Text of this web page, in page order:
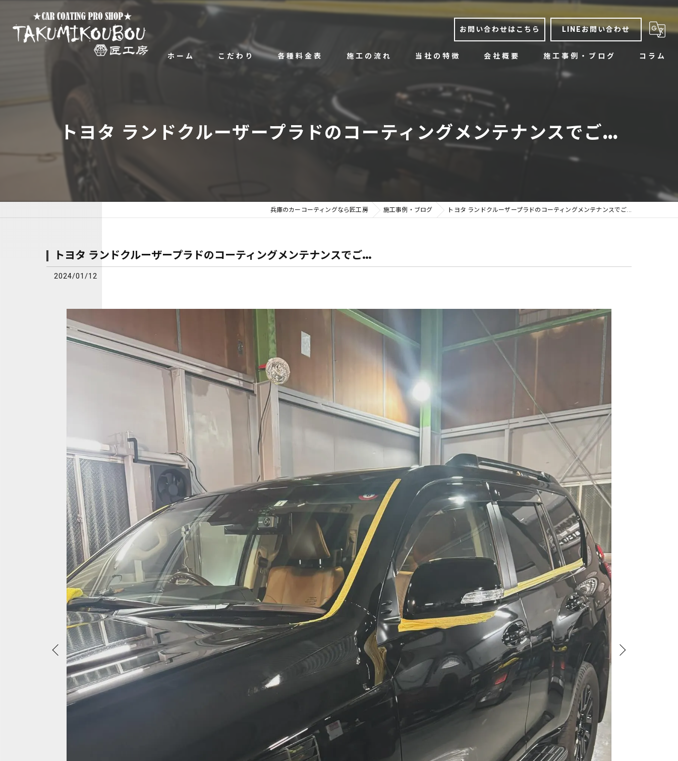
お問い合わせはこちら LINEお問い合わせ
ホーム こだわり 各種料金表
ルームクリーニング料金
施工の流れ 当社の特徴
ボディコーティング
ボディ磨き（ボディ研磨）
ルームクリーニング
会社概要 施工事例・ブログ コラム
トヨタ ランドクルーザープラドのコーティングメンテナンスでご...
兵庫のカーコーティングなら匠工房 施工事例・ブログ トヨタ ランドクルーザープラドのコーティングメンテナンスでご...
トヨタ ランドクルーザープラドのコーティングメンテナンスでご...
2024/01/12